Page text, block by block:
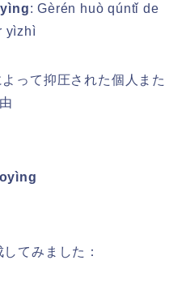
: Gèrén huò qúntǐ de
yìzhì
よって抑圧された個人また
てみました ：